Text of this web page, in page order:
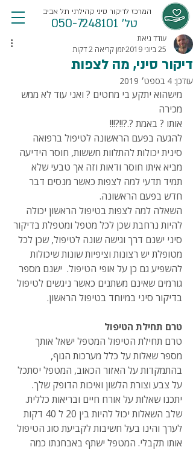
טל' 050-7248101
המרכז לדיקור סיני קהילתי תל אביב
דיקור סיני, מה לצפות
עודד גיאת
25 ביוני 2019
זמן קריאה 2 דקות
עודכן: 4 בספט׳ 2019
מישהוא יתקע בי מחטים ? ואני עוד לא ממש
מכירה
אותו ? באמת ?.?!!?!!!
להגעה בפעם הראשונה לטיפול ברפואה
סינית יכולות להתלוות חששות, חוסר הידיעה
מביא איתו חוסר ודאות וזה אך טבעי שלא
תמיד תדעי למה לצפות כאשר מנסים דבר
חדש בפעם הראשונה.
השאלה למה לצפות בטיפול הראשון יכולה
להיות נרחבת שכן לכל מטפל ומטפלת בדיקור
סיני ישנם דרך וגישה שונה לטיפול, שכן לכל
מטופלת יש רצונות וציפיות שונות שיכולות
להשפיע גם כן על אופי הטיפול.  ישנם מספר
גורמים שאינם משתנים כאשר ניגשים לטיפול
בדיקור סיני במיוחד בטיפול הראשון.
טרם תחילת הטיפול
טרם תחילת הטיפול המטפל ישאל אותך
מספר שאלות על כלל מערכות הגוף,
בהתמקדות על האזור הכאוב, המטפל יסתכל
על צבע וצורת הלשון ואיכות הדופק שלך.
יתכנו שאלות על אורח חיים ובריאות כללית.
שלב השאלות יכול להיות בין 20 ל 40 דקות
לערך והינו בעל חשיבות לקביעת סוג הטיפול
אותו תקבלי. המטפל ישתף באבחנתו כמה